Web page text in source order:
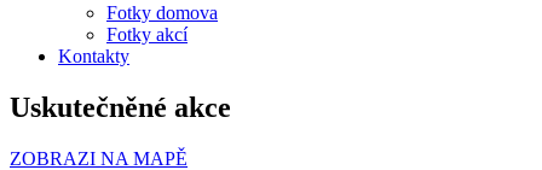
Fotky domova
Fotky akcí
Kontakty
Uskutečněné akce
ZOBRAZI NA MAPĚ